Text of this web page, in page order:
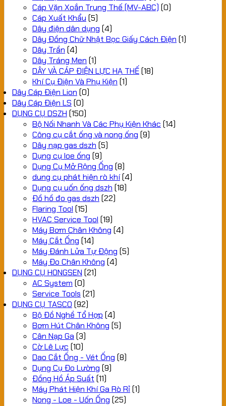
Cáp Vặn Xoắn Trung Thế (MV-ABC) (0)
Cáp Xuất Khẩu (5)
Dây điện dân dụng (4)
Dây Đồng Chữ Nhật Bọc Giấy Cách Điện (1)
Dây Trần (4)
Dây Tráng Men (1)
DÂY VÀ CÁP ĐIỆN LỰC HẠ THẾ(18)
Khí Cụ Điện Và Phụ Kiện (1)
Dây Cáp Điện Lion (0)
Dây Cáp Điện LS (0)
DỤNG CỤ DSZH (150)
Bộ Nối Nhanh Và Các Phụ Kiện Khác (14)
Công cụ cắt ống và nong ống (9)
Dây nạp gas dszh (5)
Dụng cụ loe ống (9)
Dụng Cụ Mở Rộng Ống (8)
dung cụ phát hiện rò khí(4)
Dụng cụ uốn ống dszh (18)
Đồ hồ đo gas dszh (22)
Flaring Tool (15)
HVAC Service Tool (19)
Máy Bơm Chân Không (4)
Máy Cắt Ống (14)
Máy Đánh Lửa Tự Động (5)
Máy Đo Chân Không (4)
DỤNG CỤ HONGSEN (21)
AC System (0)
Service Tools (21)
DỤNG CỤ TASCO (92)
Bộ Đồ Nghề Tổ Hợp (4)
Bơm Hút Chân Không (5)
Cân Nạp Ga (3)
Cờ Lê Lực (10)
Dao Cắt Ống - Vét Ống (8)
Dụng Cụ Đo Lường (9)
Đồng Hồ Áp Suất (11)
Máy Phát Hiện Khí Ga Rò Rỉ(1)
Nong - Loe - Uốn Ống (25)